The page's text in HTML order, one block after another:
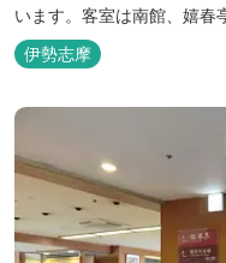
います。客室は南館、嬉春
景観の美しさも格別。伊勢
自慢です。 旅の疲れを癒すには、男女あわせて13湯と足湯2湯の
湯巡りは最高です。野趣
伊勢志摩